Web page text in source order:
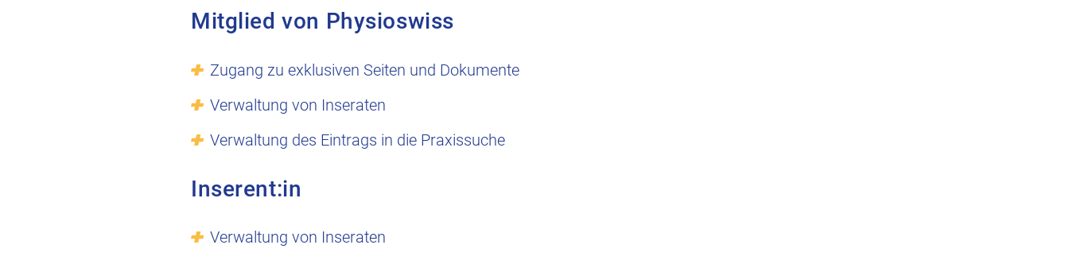
Mitglied von Physioswiss
Zugang zu exklusiven Seiten und Dokumente
Verwaltung von Inseraten
Verwaltung des Eintrags in die Praxissuche
Inserent:in
Verwaltung von Inseraten